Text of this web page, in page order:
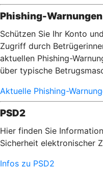
Phishing-Warnungen
Schützen Sie Ihr Konto
Zugriff durch
aktuellen Phishing-
über typische
Aktuelle Phishing-
PSD2
Hier finden Sie
Sicherheit elektronischer
Infos zu PSD2